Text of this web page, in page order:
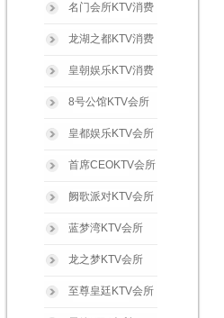
名门会所KTV消费
龙湖之都KTV消费
皇朝娱乐KTV消费
8号公馆KTV会所
皇都娱乐KTV会所
首席CEOKTV会所
阙歌派对KTV会所
蓝梦湾KTV会所
龙之梦KTV会所
至尊皇廷KTV会所